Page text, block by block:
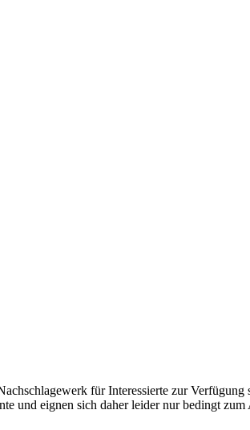
für Interessierte zur Verfügung
und eignen sich daher leider nur bedingt